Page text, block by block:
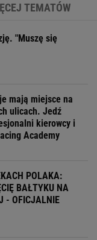
TEMATÓW
"Muszę się
mają miejsce na
ulicach. Jedź
kierowcy i
Academy
POLAKA:
BAŁTYKU NA
- OFICJALNIE